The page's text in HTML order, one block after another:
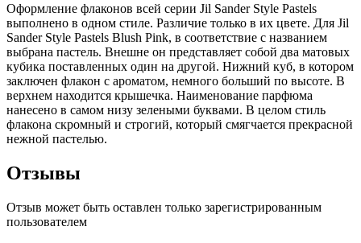
Оформление флаконов всей серии Jil Sander Style Pastels
выполнено в одном стиле. Различие только в их цвете. Для Jil
Sander Style Pastels Blush Pink, в соответствие с названием
выбрана пастель. Внешне он представляет собой два матовых
кубика поставленных один на другой. Нижний куб, в котором
заключен флакон с ароматом, немного больший по высоте. В
верхнем находится крышечка. Наименование парфюма
нанесено в самом низу зелеными буквами. В целом стиль
флакона скромный и строгий, который смягчается прекрасной
нежной пастелью.
Отзывы
Отзыв может быть оставлен только зарегистрированным
пользователем